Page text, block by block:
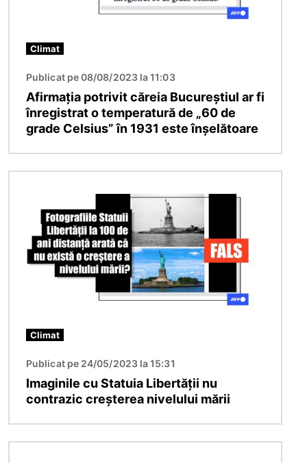
Climat
Publicat pe 08/08/2023 la 11:03
Afirmația potrivit căreia Bucureștiul ar fi
înregistrat o temperatură de „60 de
grade Celsius” în 1931 este înșelătoare
Climat
Publicat pe 24/05/2023 la 15:31
Imaginile cu Statuia Libertății nu
contrazic creșterea nivelului mării